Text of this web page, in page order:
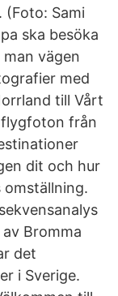
Sami
ska besöka
vägen
med
till Vårt
flygfoton från
dit och hur
Bromma
det
i Sverige.